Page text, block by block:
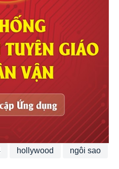
hollywood ngôi sao